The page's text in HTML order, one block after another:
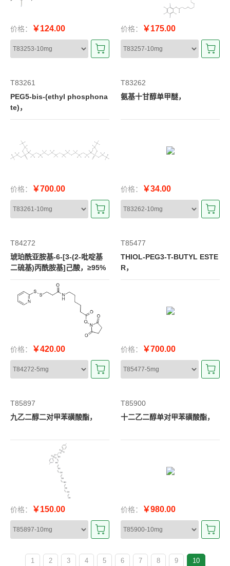
价格： ￥124.00 价格： ￥175.00
T83261
PEG5-bis-(ethyl phosphona
te)，
价格： ￥700.00
T83262
氨基十甘醇单甲醚，
价格： ￥34.00
T84272
琥珀酰亚胺基-6-[3-(2-吡啶基
二硫基)丙酰胺基]己酸，≥95%
价格： ￥420.00
T85477
THIOL-PEG3-T-BUTYL ESTE
R，
价格： ￥700.00
T85897
九乙二醇二对甲苯磺酸酯，
价格： ￥150.00
T85900
十二乙二醇单对甲苯磺酸酯，
价格： ￥980.00
1 2 3 4 5 6 7 8 9 10